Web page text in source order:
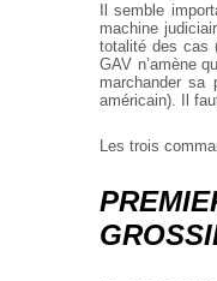
Il semble
machine
totalité des cas
GAV n’amène
marchander sa
américain). Il
Les trois